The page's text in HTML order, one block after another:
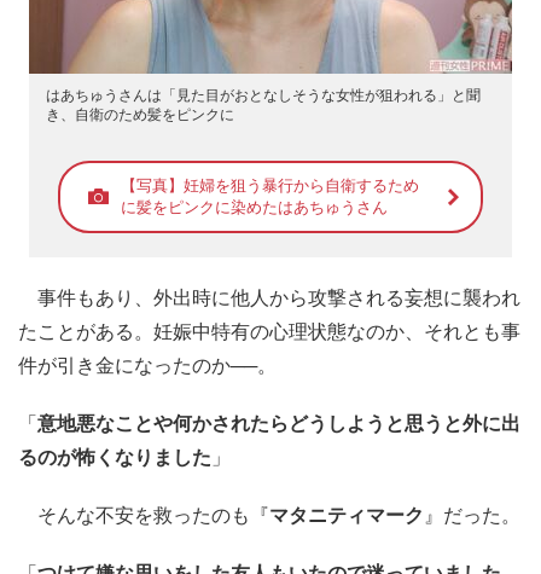
はあちゅうさんは「見た目がおとなしそうな女性が狙われる」と聞
き、自衛のため髪をピンクに
【写真】妊婦を狙う暴行から自衛するため
に髪をピンクに染めたはあちゅうさん
事件もあり、外出時に他人から攻撃される妄想に襲われ
たことがある。妊娠中特有の心理状態なのか、それとも事
件が引き金になったのか──。
「 意地悪なことや何かされたらどうしようと思うと外に出
るのが怖くなりました 」
そんな不安を救ったのも『マタニティマーク 』だった。